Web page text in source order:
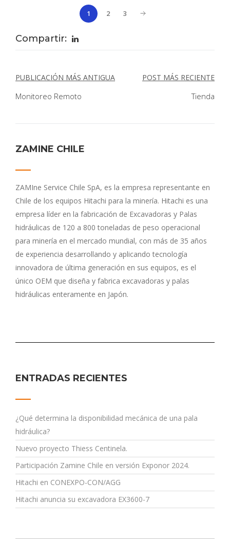
1 2 3
Compartir:
NAVEGACIÓN
DE
PUBLICACIÓN MÁS ANTIGUA
Monitoreo Remoto
POST MÁS RECIENTE
Tienda
ZAMINE CHILE
ZAMIne Service Chile SpA, es la empresa representante en
Chile de los equipos Hitachi para la minería. Hitachi es una
empresa líder en la fabricación de Excavadoras y Palas
hidráulicas de 120 a 800 toneladas de peso operacional
para minería en el mercado mundial, con más de 35 años
de experiencia desarrollando y aplicando tecnología
innovadora de última generación en sus equipos, es el
único OEM que diseña y fabrica excavadoras y palas
hidráulicas enteramente en Japón.
ENTRADAS RECIENTES
¿Qué determina la disponibilidad mecánica de una pala
hidráulica?
Nuevo proyecto Thiess Centinela.
Participación Zamine Chile en versión Exponor 2024.
Hitachi en CONEXPO-CON/AGG
Hitachi anuncia su excavadora EX3600-7